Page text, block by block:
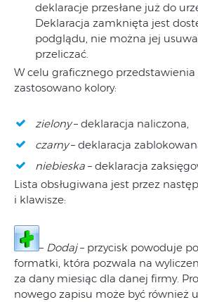
deklaracje przesłane już do
Deklaracja zamknięta jest
podglądu, nie można jej
przeliczać.
W celu graficznego
zastosowano kolory:
zielony– deklaracja naliczona,
czarny– deklaracja
niebieska – deklaracja
Lista obsługiwana jest przez
i klawisze:
– Dodaj– przycisk powoduje
formatki, która pozwala na
za dany miesiąc dla danej firmy.
nowego zapisu może być również